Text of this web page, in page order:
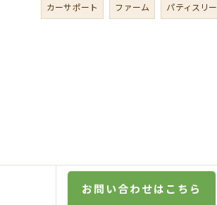
カーサポート ファーム パティスリー
お問い合わせはこちら